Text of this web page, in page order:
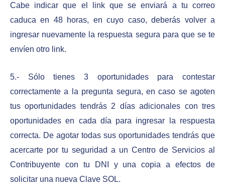
Cabe indicar que el link que se enviará a tu correo
caduca en 48 horas, en cuyo caso, deberás volver a
ingresar nuevamente la respuesta segura para que se te
envíen otro link.
5.- Sólo tienes 3 oportunidades para contestar
correctamente a la pregunta segura, en caso se agoten
tus oportunidades tendrás 2 días adicionales con tres
oportunidades en cada día para ingresar la respuesta
correcta. De agotar todas sus oportunidades tendrás que
acercarte por tu seguridad a un Centro de Servicios al
Contribuyente con tu DNI y una copia a efectos de
solicitar una nueva Clave SOL.